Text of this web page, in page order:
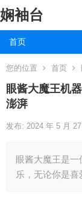
娴袖台
首页
您的位置 首页
眼酱大魔王机
澎湃
发布: 2024 年 5 月 27
眼酱大魔王是
乐，无论你是